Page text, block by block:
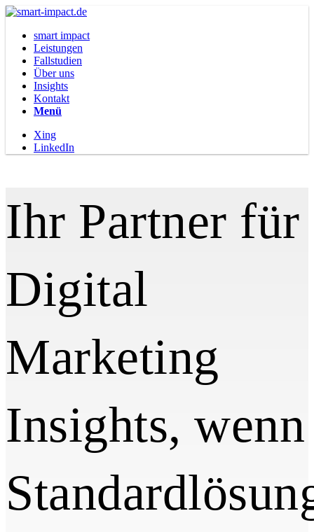
smart impact
Leistungen
Fallstudien
Über uns
Insights
Kontakt
Menü
Xing
LinkedIn
Ihr Partner für
Digital
Marketing
Insights, wenn